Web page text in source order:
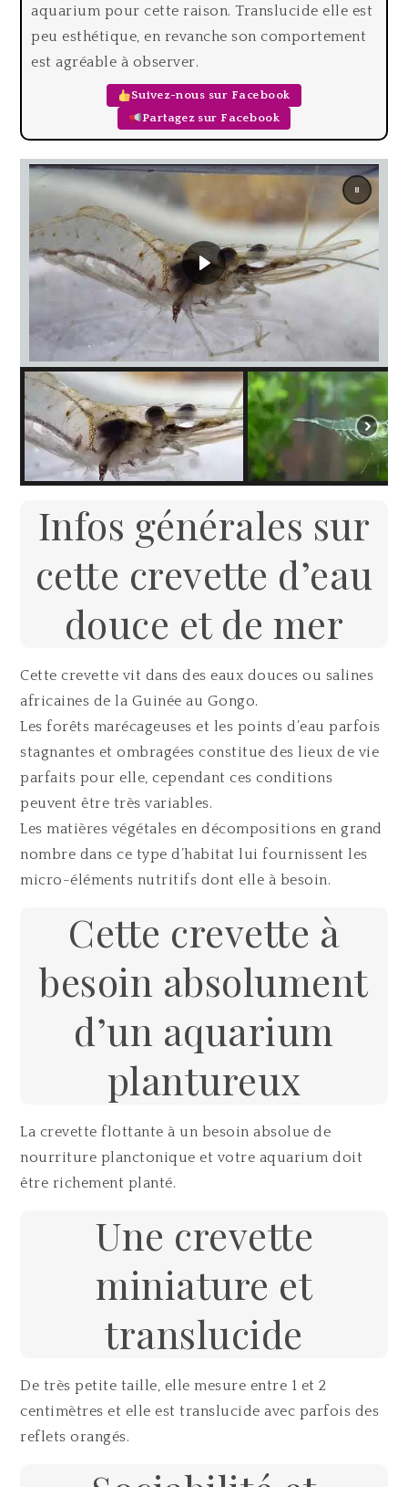
aquarium pour cette raison. Translucide elle est
peu esthétique, en revanche son comportement
est agréable à observer.
Suivez-nous sur Facebook
Partagez sur Facebook
Infos générales sur
cette crevette d’eau
douce et de mer
Cette crevette vit dans des eaux douces ou salines
africaines de la Guinée au Gongo.
Les forêts marécageuses et les points d’eau parfois
stagnantes et ombragées constitue des lieux de vie
parfaits pour elle, cependant ces conditions
peuvent être très variables.
Les matières végétales en décompositions en grand
nombre dans ce type d’habitat lui fournissent les
micro-éléments nutritifs dont elle à besoin.
Cette crevette à
besoin absolument
d’un aquarium
plantureux
La crevette flottante à un besoin absolue de
nourriture planctonique et votre aquarium doit
être richement planté.
Une crevette
miniature et
translucide
De très petite taille, elle mesure entre 1 et 2
centimètres et elle est translucide avec parfois des
reflets orangés.